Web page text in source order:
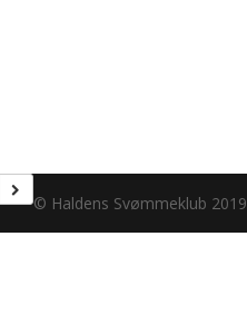
© Haldens Svømmeklub 2019